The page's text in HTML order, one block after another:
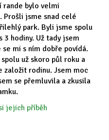
rande bylo velmi
Prošli jsme snad celé
park. Byli jsme spolu
3 hodiny. Už tady jsem
mi s ním dobře povídá.
už skoro půl roku a
založit rodinu. Jsem moc
se přemluvila a zkusila
jejich příběh